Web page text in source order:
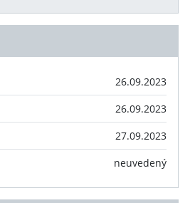
26.09.2023
26.09.2023
27.09.2023
neuvedený